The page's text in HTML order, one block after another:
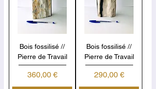
Bois fossilisé //
Pierre de Travail
Prix
360,00 €
Bois fossilisé //
Pierre de Travail
Prix
290,00 €